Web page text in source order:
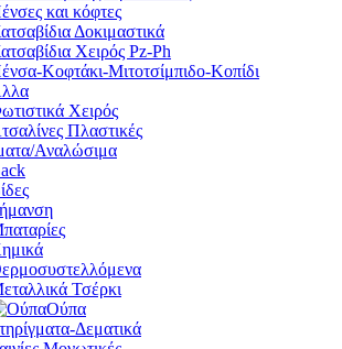
και κόφτες
Δοκιμαστικά
Χειρός Pz-Ph
Κοφτάκι-Μιτοτσίμπιδο-Κοπίδι
Χειρός
Πλαστικές
Αναλώσιμα
Τσέρκι
Ούπα
Δεματικά